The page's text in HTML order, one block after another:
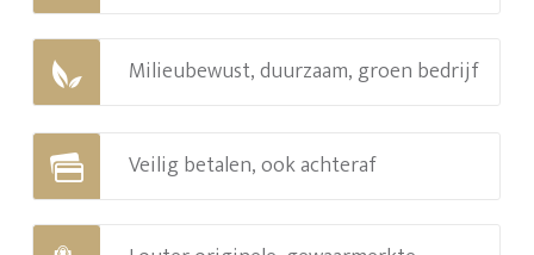
Milieubewust, duurzaam, groen bedrijf
Veilig betalen, ook achteraf